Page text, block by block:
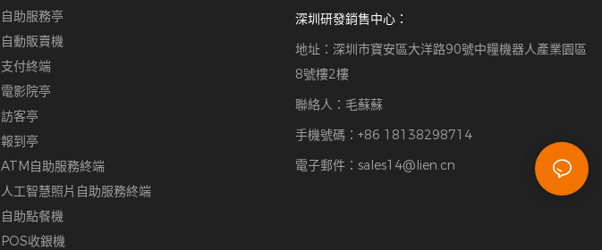
resellers themselves, so that customers'
investment will be quickly rewarded
自助服務亭
自動販賣機
支付終端
電影院亭
訪客亭
報到亭
ATM自助服務終端
人工智慧照片自助服務終端
自助點餐機
POS收銀機
深圳研發銷售中心：
地址：深圳市寶安區大洋路90號中糧機器人產業園區
8號樓2樓
聯絡人：毛蘇蘇
手機號碼：+86 18138298714
電子郵件： sales14@lien.cn